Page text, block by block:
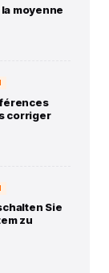
la moyenne
corriger
Sie
zu